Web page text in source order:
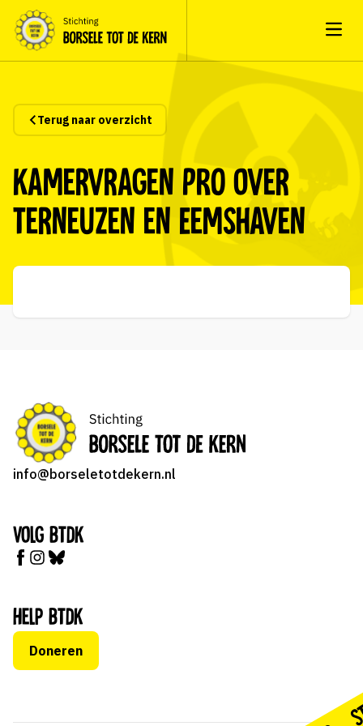
Terug naar overzicht
Kamervragen PRO over
Terneuzen en Eemshaven
info@borseletotdekern.nl
Volg BTDK
Help BTDK
Doneren